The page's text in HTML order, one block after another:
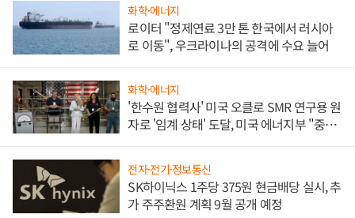
화학·에너지
로이터 "정제연료 3만 톤 한국에서 러시아
로 이동", 우크라이나의 공격에 수요 늘어
화학·에너지
'한수원 협력사' 미국 오클로 SMR 연구용 원
자로 '임계 상태' 도달, 미국 에너지부 "중요
전자·전기·정보통신
SK하이닉스 1주당 375원 현금배당 실시, 추
가 주주환원 계획 9월 공개 예정